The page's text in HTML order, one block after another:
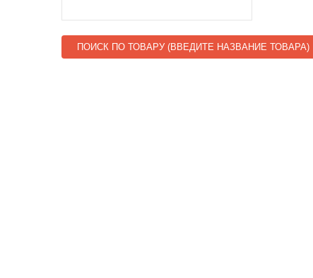
ПОИСК ПО ТОВАРУ (ВВЕДИТЕ НАЗВАНИЕ ТОВАРА)